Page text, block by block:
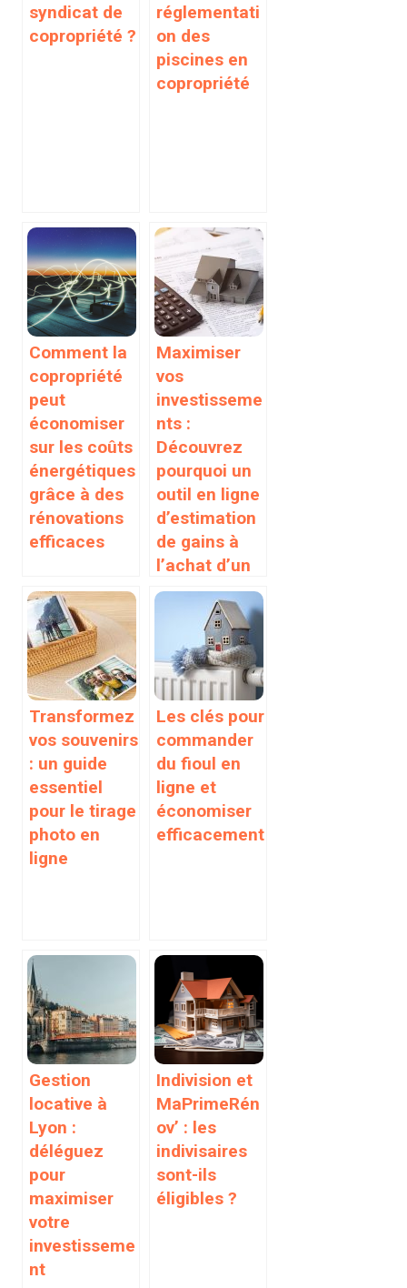
syndicat de
copropriété ?
réglementati
on des
piscines en
copropriété
Comment la
copropriété
peut
économiser
sur les coûts
énergétiques
grâce à des
rénovations
efficaces
Maximiser
vos
investisseme
nts :
Découvrez
pourquoi un
outil en ligne
d’estimation
de gains à
l’achat d’un
viager
occupé est
indispensabl
e.
Transformez
vos souvenirs
: un guide
essentiel
pour le tirage
photo en
ligne
Les clés pour
commander
du fioul en
ligne et
économiser
efficacement
Gestion
locative à
Lyon :
déléguez
pour
maximiser
votre
investisseme
nt
Indivision et
MaPrimeRén
ov’ : les
indivisaires
sont-ils
éligibles ?